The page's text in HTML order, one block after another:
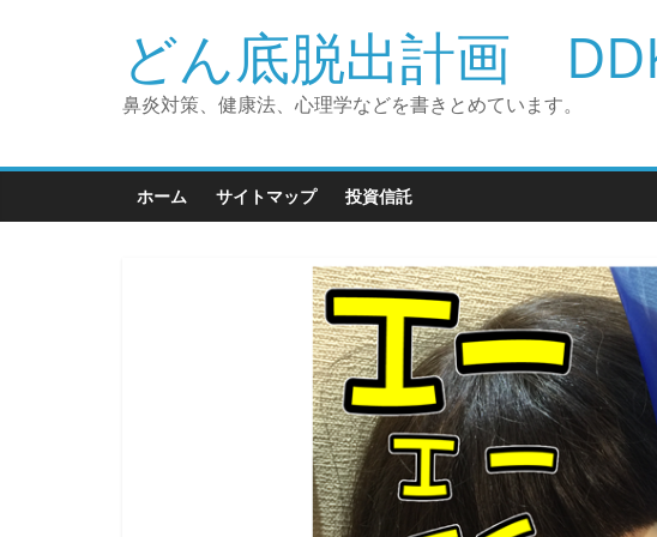
へ
キ
どん底脱出計画
鼻炎対策、健康法、心理学などを書きとめています。
ホーム サイトマップ 投資信託